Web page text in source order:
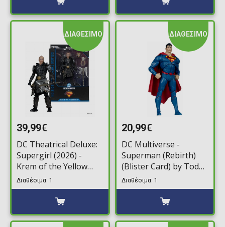
ΔΙΑΘΕΣΙΜΟ
39,99€
DC Theatrical Deluxe:
Supergirl (2026) -
Krem of the Yellow
Hills by Todd
McFarlane Φιγούρα
Δράσης (18cm)
Διαθέσιμα: 1
ΔΙΑΘΕΣΙΜΟ
20,99€
DC Multiverse -
Superman (Rebirth)
(Blister Card) by Todd
McFarlane Φιγούρα
Δράσης (18cm)
Διαθέσιμα: 1